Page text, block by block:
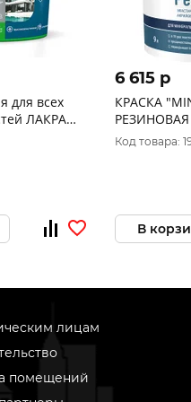
для всех
ЛАКРА
7024 14кг
6 615 p
КРАСКА
ФАСАДОВ И
"FINNCOLOR"
Код товара:
В
лицам
помещений